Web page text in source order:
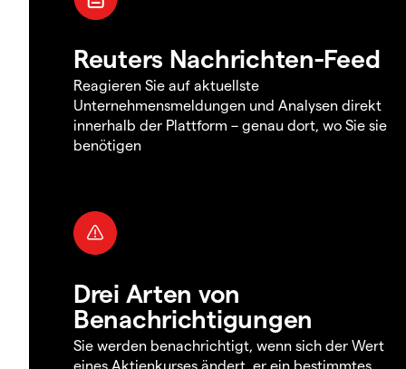
Reuters Nachrichten-Feed
Reagieren Sie auf aktuellste
Unternehmensmeldungen und Analysen direkt
innerhalb der Plattform – genau dort, wo Sie sie
benötigen
Drei Arten von
Benachrichtigungen
Sie werden benachrichtigt, wenn sich der Wert
eines Aktienkurses ändert, er ein bestimmtes